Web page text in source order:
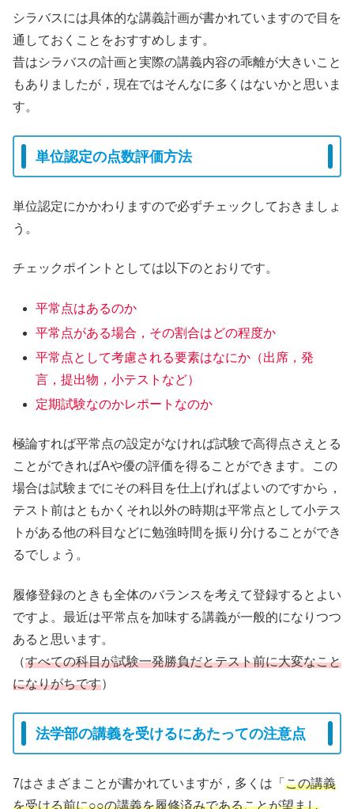
シラバスには具体的な講義計画が書かれていますので目を
通しておくことをおすすめします。
昔はシラバスの計画と実際の講義内容の乖離が大きいこと
もありましたが，現在ではそんなに多くはないかと思いま
す。
単位認定の点数評価方法
単位認定にかかわりますので必ずチェックしておきましょ
う。
チェックポイントとしては以下のとおりです。
平常点はあるのか
平常点がある場合，その割合はどの程度か
平常点として考慮される要素はなにか（出席，発
言，提出物，小テストなど）
定期試験なのかレポートなのか
極論すれば平常点の設定がなければ試験で高得点さえとる
ことができればAや優の評価を得ることができます。この
場合は試験までにその科目を仕上げればよいのですから，
テスト前はともかくそれ以外の時期は平常点として小テス
トがある他の科目などに勉強時間を振り分けることができ
るでしょう。
履修登録のときも全体のバランスを考えて登録するとよい
ですよ。最近は平常点を加味する講義が一般的になりつつ
あると思います。
（すべての科目が試験一発勝負だとテスト前に大変なこと
になりがちです）
法学部の講義を受けるにあたっての注意点
7はさまざまことが書かれていますが，多くは「 この講義
を受ける前に○○の講義を履修済みであることが望まし